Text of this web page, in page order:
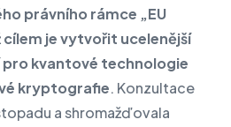
právního rámce „EU
cílem je vytvořit ucelenější
kvantové technologie
kryptografie. Konzultace
a shromažďovala